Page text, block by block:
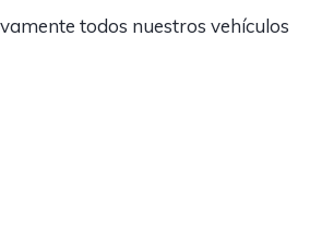
todos nuestros vehículos